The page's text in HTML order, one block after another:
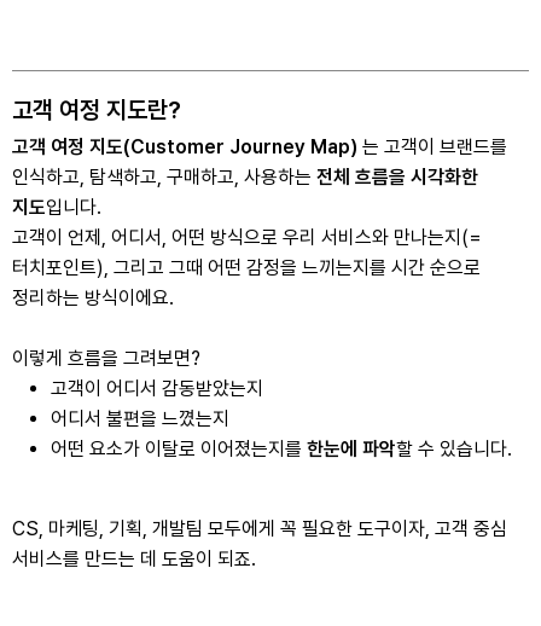
고객 여정 지도란?
고객 여정 지도(Customer Journey Map) 는 고객이 브랜드를
인식하고, 탐색하고, 구매하고, 사용하는 전체 흐름을 시각화한
지도입니다.
고객이 언제, 어디서, 어떤 방식으로 우리 서비스와 만나는지(=
터치포인트), 그리고 그때 어떤 감정을 느끼는지를 시간 순으로
정리하는 방식이에요.
이렇게 흐름을 그려보면?
고객이 어디서 감동받았는지
어디서 불편을 느꼈는지
어떤 요소가 이탈로 이어졌는지를 한눈에 파악할 수 있습니다.
CS, 마케팅, 기획, 개발팀 모두에게 꼭 필요한 도구이자, 고객 중심
서비스를 만드는 데 도움이 되죠.